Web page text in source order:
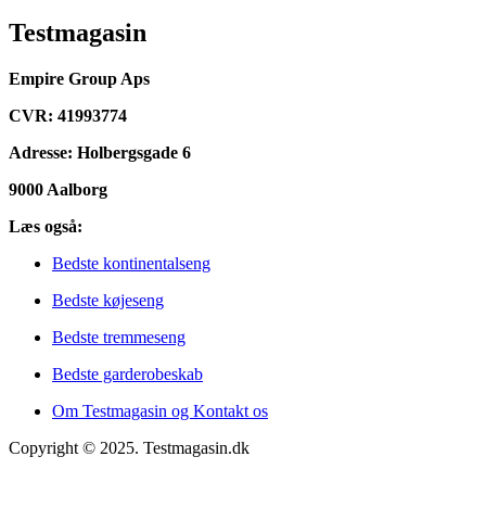
Testmagasin
Empire Group Aps
CVR: 41993774
Adresse: Holbergsgade 6
9000 Aalborg
Læs også:
Bedste kontinentalseng
Bedste køjeseng
Bedste tremmeseng
Bedste garderobeskab
Om Testmagasin og Kontakt os
Copyright © 2025. Testmagasin.dk